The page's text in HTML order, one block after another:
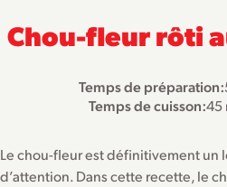
Chou-fleur rôti
Temps de préparation:
Temps de cuisson:45
Le chou-fleur est définitivement un
d’attention. Dans cette recette, le